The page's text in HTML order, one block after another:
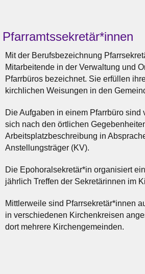
Pfarramtssekretär*innen
Mit der Berufsbezeichnung
Mitarbeitende in der Verwaltung und
Pfarrbüros bezeichnet. Sie erfüllen
kirchlichen Weisungen in den
Die Aufgaben in einem Pfarrbüro sind
sich nach den örtlichen
Arbeitsplatzbeschreibung in
Anstellungsträger (KV).
Die Epohoralsekretär*in organisiert
jährlich Treffen der Sekretärinnen im
Mittlerweile sind Pfarrsekretär*innen
in verschiedenen Kirchenkreisen
dort mehrere Kirchengemeinden.